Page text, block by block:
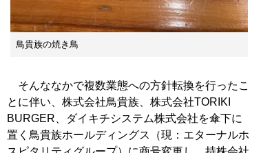
鳥貴族の焼き鳥
そんななかで複数業態への方針転換を行ったこ
とに伴い、株式会社鳥貴族、株式会社TORIKI
BURGER、ダイキチシステム株式会社を傘下に
置く鳥貴族ホールディングス（現：エターナルホ